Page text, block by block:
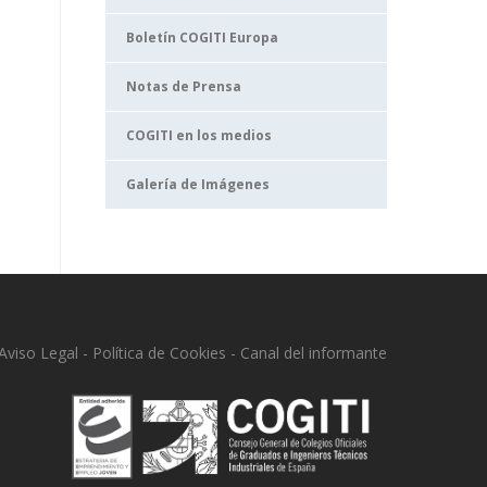
Boletín COGITI Europa
Notas de Prensa
COGITI en los medios
Galería de Imágenes
Legal - Política de Cookies - Canal del informante